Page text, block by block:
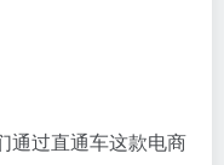
过直通车这款电商